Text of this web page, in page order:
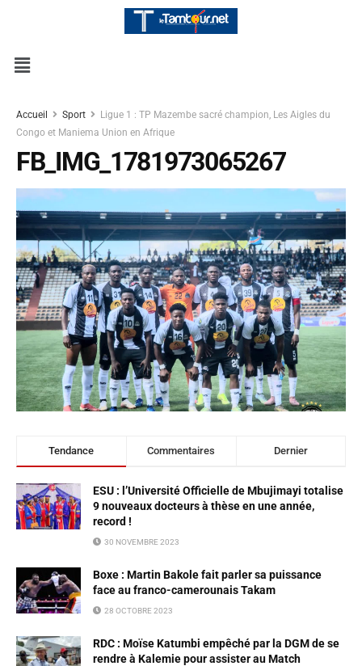
Accueil Sport
Ligue 1 : TP Mazembe sacré champion, Les Aigles du
Congo et Maniema Union en Afrique
FB_IMG_1781973065267
Tendance Commentaires Dernier
ESU : l’Université Officielle de Mbujimayi totalise
9 nouveaux docteurs à thèse en une année,
record !
30 NOVEMBRE 2023
Boxe : Martin Bakole fait parler sa puissance
face au franco-camerounais Takam
28 OCTOBRE 2023
RDC : Moïse Katumbi empêché par la DGM de se
rendre à Kalemie pour assister au Match